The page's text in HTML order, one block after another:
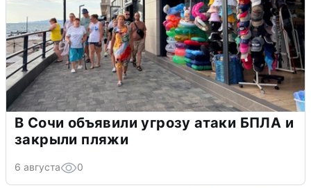
В Сочи объявили угрозу атаки БПЛА и
закрыли пляжи
6 августа 0